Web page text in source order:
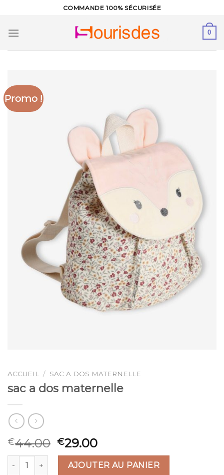
content
COMMANDE 100% SÉCURISÉE
0
Promo !
ACCUEIL / SAC A DOS MATERNELLE
sac a dos maternelle
€44.00 €29.00
quantité de sac a dos maternelle
AJOUTER AU PANIER